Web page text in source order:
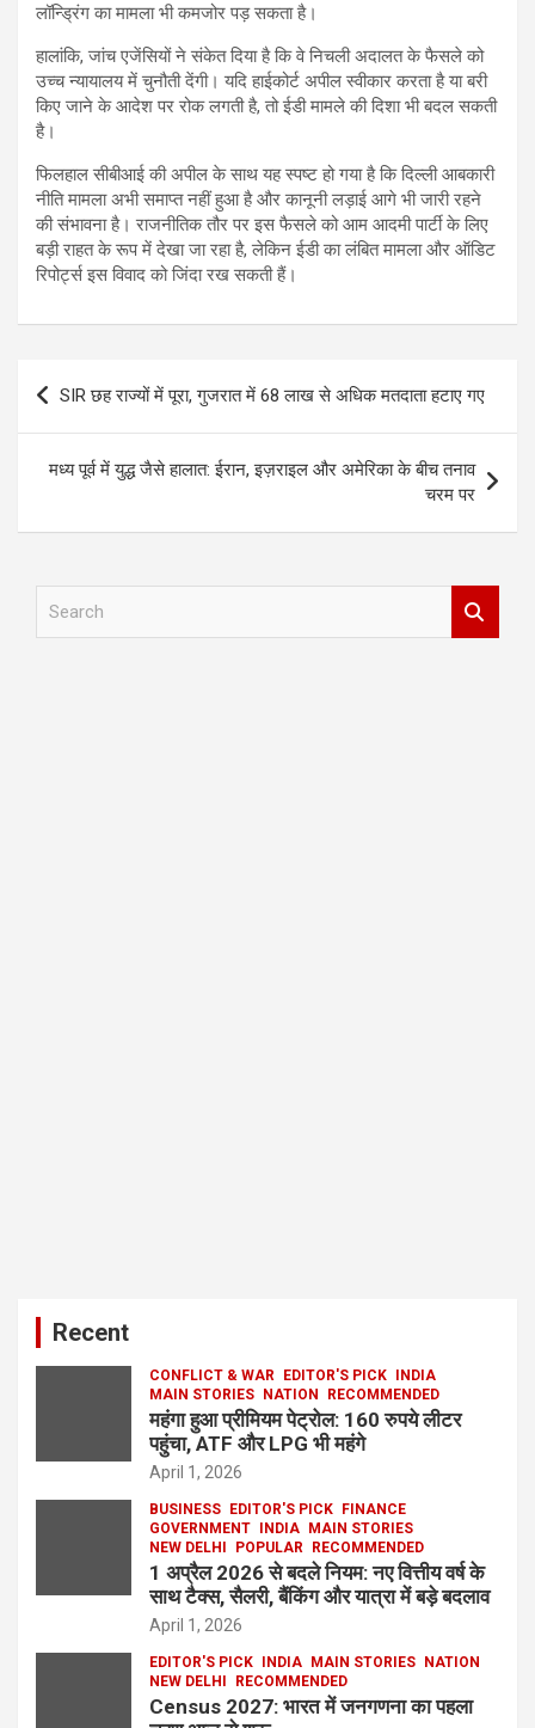
लॉन्ड्रिंग का मामला भी कमजोर पड़ सकता है।
हालांकि, जांच एजेंसियों ने संकेत दिया है कि वे निचली अदालत के फैसले को
उच्च न्यायालय में चुनौती देंगी। यदि हाईकोर्ट अपील स्वीकार करता है या बरी
किए जाने के आदेश पर रोक लगती है, तो ईडी मामले की दिशा भी बदल सकती
है।
फिलहाल सीबीआई की अपील के साथ यह स्पष्ट हो गया है कि दिल्ली आबकारी
नीति मामला अभी समाप्त नहीं हुआ है और कानूनी लड़ाई आगे भी जारी रहने
की संभावना है। राजनीतिक तौर पर इस फैसले को आम आदमी पार्टी के लिए
बड़ी राहत के रूप में देखा जा रहा है, लेकिन ईडी का लंबित मामला और ऑडिट
रिपोर्ट्स इस विवाद को जिंदा रख सकती हैं।
Post
navigation
SIR छह राज्यों में पूरा, गुजरात में 68 लाख से अधिक मतदाता हटाए गए
मध्य पूर्व में युद्ध जैसे हालात: ईरान, इज़राइल और अमेरिका के बीच तनाव
चरम पर
Recent
CONFLICT & WAR EDITOR'S PICK
INDIA
MAIN STORIES
NATION RECOMMENDED
महंगा हुआ प्रीमियम पेट्रोल: 160 रुपये लीटर
पहुंचा, ATF और LPG भी महंगे
April 1, 2026
BUSINESS EDITOR'S PICK
FINANCE
GOVERNMENT
INDIA
MAIN STORIES
NEW DELHI
POPULAR RECOMMENDED
1 अप्रैल 2026 से बदले नियम: नए वित्तीय वर्ष के
साथ टैक्स, सैलरी, बैंकिंग और यात्रा में बड़े बदलाव
April 1, 2026
EDITOR'S PICK INDIA MAIN STORIES
NATION
NEW DELHI
RECOMMENDED
Census 2027: भारत में जनगणना का पहला